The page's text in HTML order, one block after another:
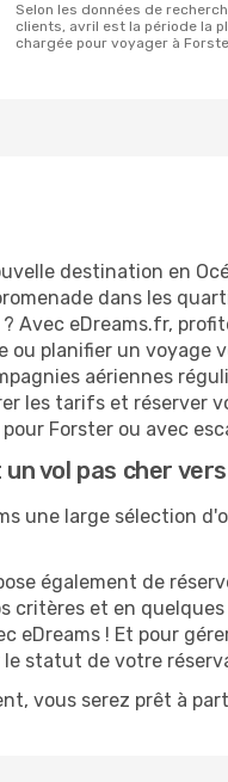
Selon les données de recherche de nos
clients, avril est la période la
chargée pour voyager à
destination en
dans les
Avec eDreams.fr,
ou planifier un
aériennes
les tarifs et réserver
Forster ou avec
vol pas cher
une large sélection
également de
critères et en
eDreams ! Et pour
statut de votre
vous serez prêt à